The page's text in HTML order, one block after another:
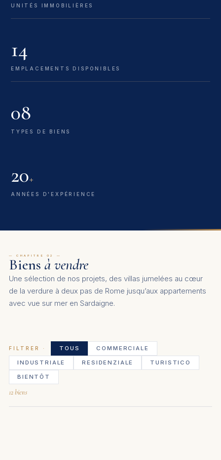
UNITÉS IMMOBILIÈRES
14
EMPLACEMENTS DISPONIBLES
08
TYPES DE BIENS
20+
ANNÉES D'EXPÉRIENCE
— CHAPITRE 02 —
Biens à vendre
Une sélection de nos projets, des villas jumelées au cœur
de la verdure à deux pas de Rome jusqu’aux appartements
avec vue sur mer en Sardaigne.
FILTRER · TOUS COMMERCIALE
INDUSTRIALE RESIDENZIALE TURISTICO
BIENTÔT
12 biens
Residenze Saluggia